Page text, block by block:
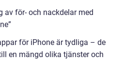
av för- och nackdelar med
för iPhone är tydliga – de
en mängd olika tjänster och